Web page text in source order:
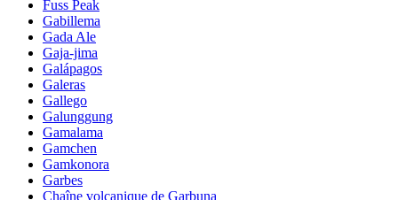
Fuss Peak
Gabillema
Gada Ale
Gaja-jima
Galápagos
Galeras
Gallego
Galunggung
Gamalama
Gamchen
Gamkonora
Garbes
Chaîne volcanique de Garbuna